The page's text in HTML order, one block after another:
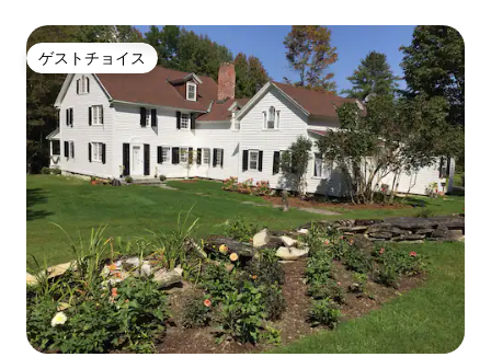
ゲストチョイス
ゲストチョイス